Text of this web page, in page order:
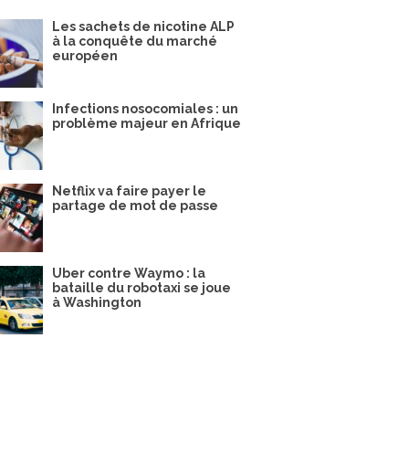
Les sachets de nicotine ALP
à la conquête du marché
européen
Infections nosocomiales : un
problème majeur en Afrique
Netflix va faire payer le
partage de mot de passe
Uber contre Waymo : la
bataille du robotaxi se joue
à Washington